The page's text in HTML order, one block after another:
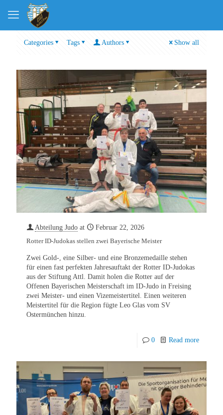
Categories Tags Authors Show all
Abteilung Judo at
Februar 22, 2026
Rotter ID-Judokas stellen zwei Bayerische Meister
Zwei Gold-, eine Silber- und eine Bronzemedaille stehen
für einen fast perfekten Jahresauftakt der Rotter ID-Judokas
aus der Stiftung Attl. Damit holen die Rotter auf der
Offenen Bayerischen Meisterschaft im ID-Judo in Freising
zwei Meister- und einen Vizemeistertitel. Einen weiteren
Meistertitel für die Region fügte Leo Glas vom SV
Ostermünchen hinzu.
0 Read more